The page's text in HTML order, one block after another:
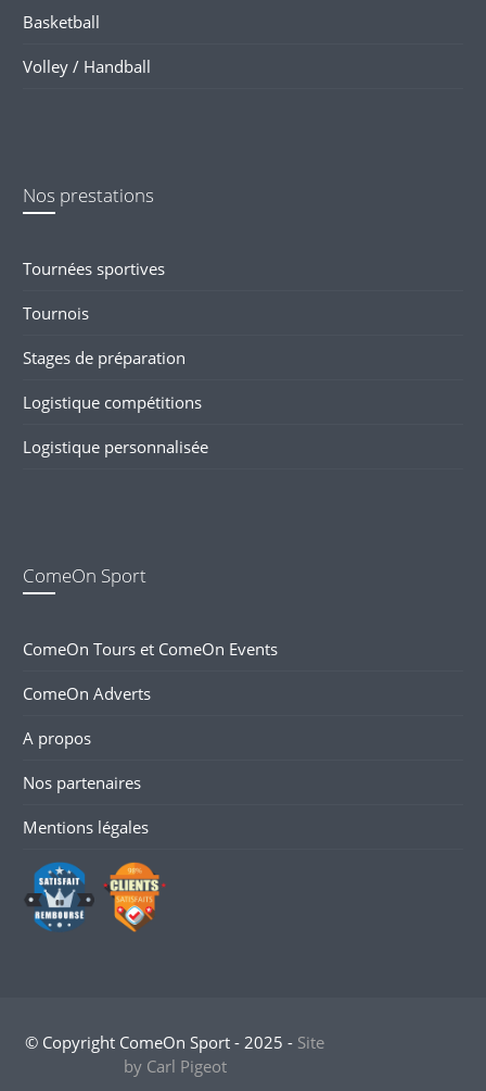
Basketball
Volley / Handball
Nos prestations
Tournées sportives
Tournois
Stages de préparation
Logistique compétitions
Logistique personnalisée
ComeOn Sport
ComeOn Tours et ComeOn Events
ComeOn Adverts
A propos
Nos partenaires
Mentions légales
© Copyright ComeOn Sport - 2025 - Site
by Carl Pigeot